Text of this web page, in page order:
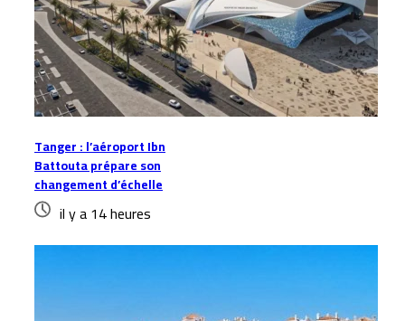
Tanger : l’aéroport Ibn
Battouta prépare son
changement d’échelle
il y a 14 heures